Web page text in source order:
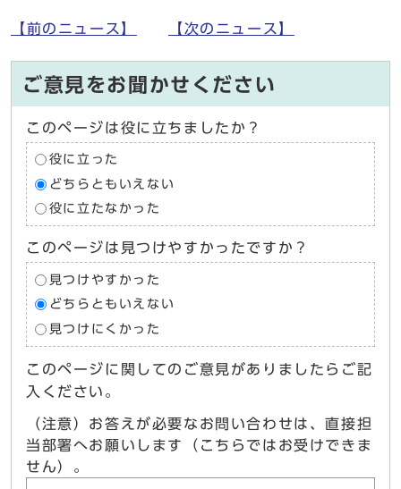
【前のニュース】 【次のニュース】
ご意見をお聞かせください
このページは役に立ちましたか？
役に立った
どちらともいえない
役に立たなかった
このページは見つけやすかったですか？
見つけやすかった
どちらともいえない
見つけにくかった
このページに関してのご意見がありましたらご記
入ください。
（注意）お答えが必要なお問い合わせは、直接担
当部署へお願いします（こちらではお受けできま
せん）。